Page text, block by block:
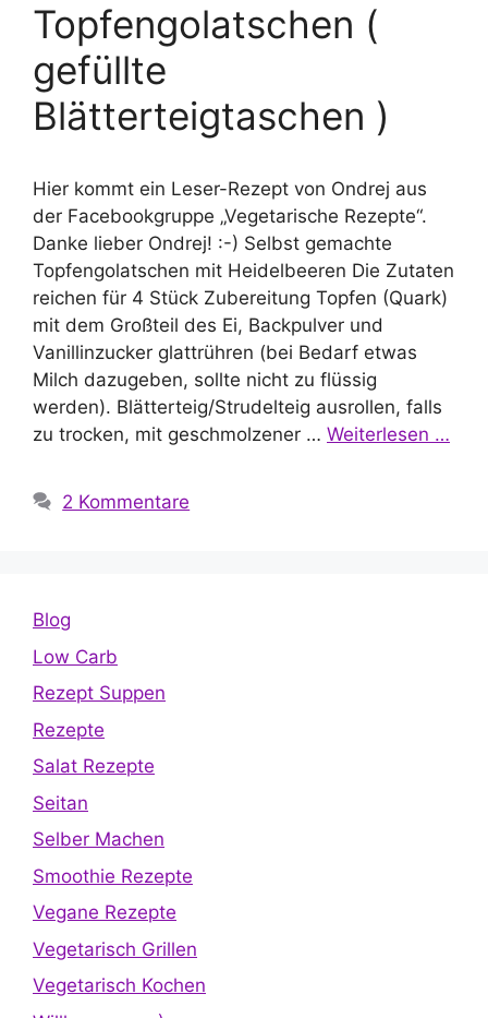
Topfengolatschen (
gefüllte
Blätterteigtaschen )
Hier kommt ein Leser-Rezept von Ondrej aus
der Facebookgruppe „Vegetarische Rezepte“.
Danke lieber Ondrej! :-) Selbst gemachte
Topfengolatschen mit Heidelbeeren Die Zutaten
reichen für 4 Stück Zubereitung Topfen (Quark)
mit dem Großteil des Ei, Backpulver und
Vanillinzucker glattrühren (bei Bedarf etwas
Milch dazugeben, sollte nicht zu flüssig
werden). Blätterteig/Strudelteig ausrollen, falls
zu trocken, mit geschmolzener … Weiterlesen …
2 Kommentare
Blog
Low Carb
Rezept Suppen
Rezepte
Salat Rezepte
Seitan
Selber Machen
Smoothie Rezepte
Vegane Rezepte
Vegetarisch Grillen
Vegetarisch Kochen